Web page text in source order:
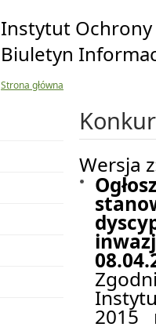
Instytut Ochrony
Biuletyn
Strona główna
Wersja
2015